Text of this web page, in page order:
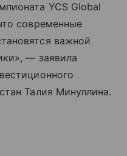
YCS Global
современные
важной
— заявила
Талия Минуллина.